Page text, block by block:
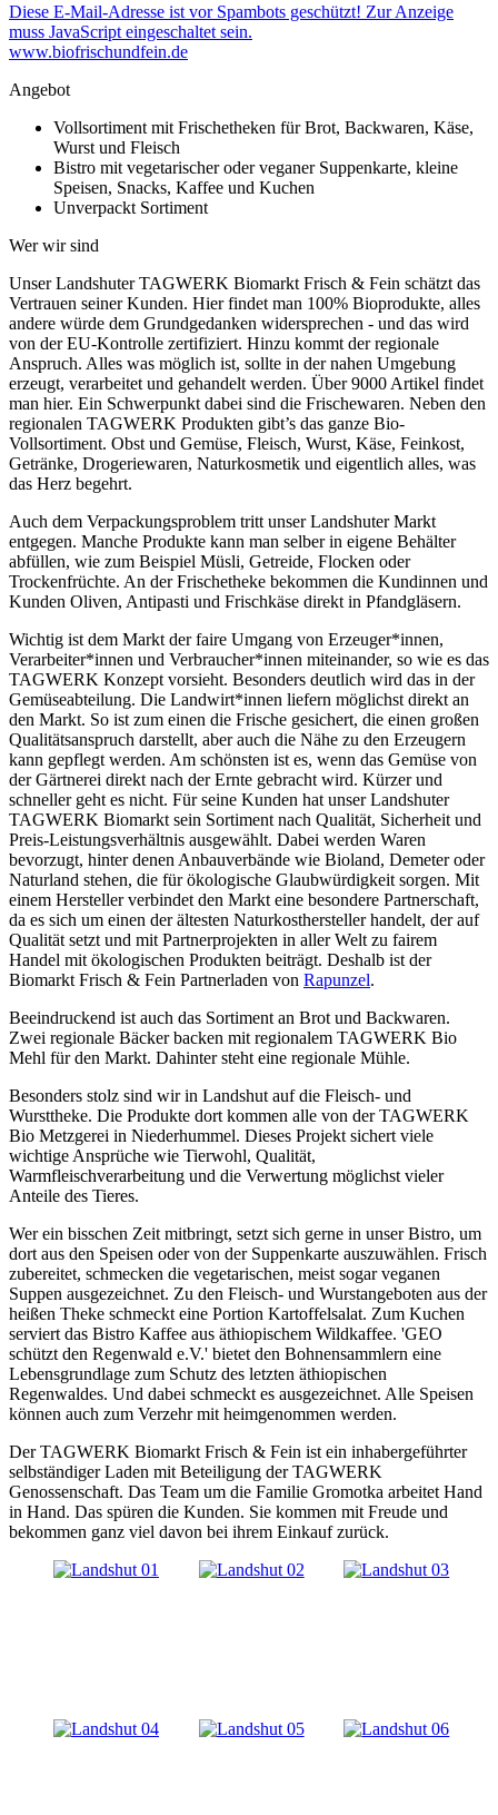
Diese E-Mail-Adresse ist vor Spambots geschützt! Zur Anzeige
muss JavaScript eingeschaltet sein.
www.biofrischundfein.de
Angebot
Vollsortiment mit Frischetheken für Brot, Backwaren, Käse,
Wurst und Fleisch
Bistro mit vegetarischer oder veganer Suppenkarte, kleine
Speisen, Snacks, Kaffee und Kuchen
Unverpackt Sortiment
Wer wir sind
Unser Landshuter TAGWERK Biomarkt Frisch & Fein schätzt das
Vertrauen seiner Kunden. Hier findet man 100% Bioprodukte, alles
andere würde dem Grundgedanken widersprechen - und das wird
von der EU-Kontrolle zertifiziert. Hinzu kommt der regionale
Anspruch. Alles was möglich ist, sollte in der nahen Umgebung
erzeugt, verarbeitet und gehandelt werden. Über 9000 Artikel findet
man hier. Ein Schwerpunkt dabei sind die Frischewaren. Neben den
regionalen TAGWERK Produkten gibt’s das ganze Bio-
Vollsortiment. Obst und Gemüse, Fleisch, Wurst, Käse, Feinkost,
Getränke, Drogeriewaren, Naturkosmetik und eigentlich alles, was
das Herz begehrt.
Auch dem Verpackungsproblem tritt unser Landshuter Markt
entgegen. Manche Produkte kann man selber in eigene Behälter
abfüllen, wie zum Beispiel Müsli, Getreide, Flocken oder
Trockenfrüchte. An der Frischetheke bekommen die Kundinnen und
Kunden Oliven, Antipasti und Frischkäse direkt in Pfandgläsern.
Wichtig ist dem Markt der faire Umgang von Erzeuger*innen,
Verarbeiter*innen und Verbraucher*innen miteinander, so wie es das
TAGWERK Konzept vorsieht. Besonders deutlich wird das in der
Gemüseabteilung. Die Landwirt*innen liefern möglichst direkt an
den Markt. So ist zum einen die Frische gesichert, die einen großen
Qualitätsanspruch darstellt, aber auch die Nähe zu den Erzeugern
kann gepflegt werden. Am schönsten ist es, wenn das Gemüse von
der Gärtnerei direkt nach der Ernte gebracht wird. Kürzer und
schneller geht es nicht. Für seine Kunden hat unser Landshuter
TAGWERK Biomarkt sein Sortiment nach Qualität, Sicherheit und
Preis-Leistungsverhältnis ausgewählt. Dabei werden Waren
bevorzugt, hinter denen Anbauverbände wie Bioland, Demeter oder
Naturland stehen, die für ökologische Glaubwürdigkeit sorgen. Mit
einem Hersteller verbindet den Markt eine besondere Partnerschaft,
da es sich um einen der ältesten Naturkosthersteller handelt, der auf
Qualität setzt und mit Partnerprojekten in aller Welt zu fairem
Handel mit ökologischen Produkten beiträgt. Deshalb ist der
Biomarkt Frisch & Fein Partnerladen von Rapunzel.
Beeindruckend ist auch das Sortiment an Brot und Backwaren.
Zwei regionale Bäcker backen mit regionalem TAGWERK Bio
Mehl für den Markt. Dahinter steht eine regionale Mühle.
Besonders stolz sind wir in Landshut auf die Fleisch- und
Wursttheke. Die Produkte dort kommen alle von der TAGWERK
Bio Metzgerei in Niederhummel. Dieses Projekt sichert viele
wichtige Ansprüche wie Tierwohl, Qualität,
Warmfleischverarbeitung und die Verwertung möglichst vieler
Anteile des Tieres.
Wer ein bisschen Zeit mitbringt, setzt sich gerne in unser Bistro, um
dort aus den Speisen oder von der Suppenkarte auszuwählen. Frisch
zubereitet, schmecken die vegetarischen, meist sogar veganen
Suppen ausgezeichnet. Zu den Fleisch- und Wurstangeboten aus der
heißen Theke schmeckt eine Portion Kartoffelsalat. Zum Kuchen
serviert das Bistro Kaffee aus äthiopischem Wildkaffee. 'GEO
schützt den Regenwald e.V.' bietet den Bohnensammlern eine
Lebensgrundlage zum Schutz des letzten äthiopischen
Regenwaldes. Und dabei schmeckt es ausgezeichnet. Alle Speisen
können auch zum Verzehr mit heimgenommen werden.
Der TAGWERK Biomarkt Frisch & Fein ist ein inhabergeführter
selbständiger Laden mit Beteiligung der TAGWERK
Genossenschaft. Das Team um die Familie Gromotka arbeitet Hand
in Hand. Das spüren die Kunden. Sie kommen mit Freude und
bekommen ganz viel davon bei ihrem Einkauf zurück.